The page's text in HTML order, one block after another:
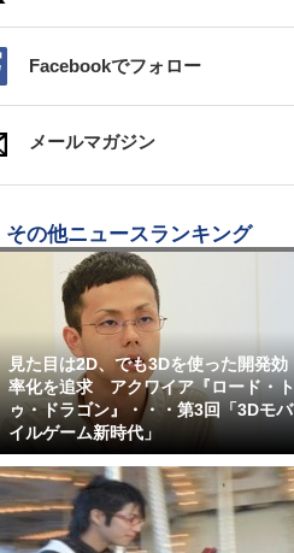
Facebookでフォロー
メールマガジン
その他ニュースランキング
見た目は2D、でも3Dを使った開発効
率化を追求 アクワイア『ロード・ト
ゥ・ドラゴン』・・・第3回「3Dモバ
イルゲーム新時代」